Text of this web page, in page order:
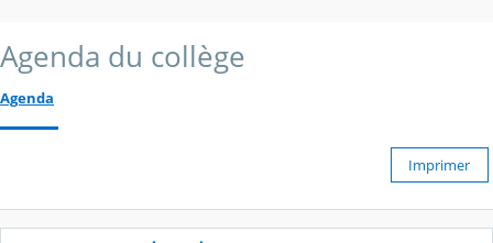
Agenda du collège
Agenda
Imprimer